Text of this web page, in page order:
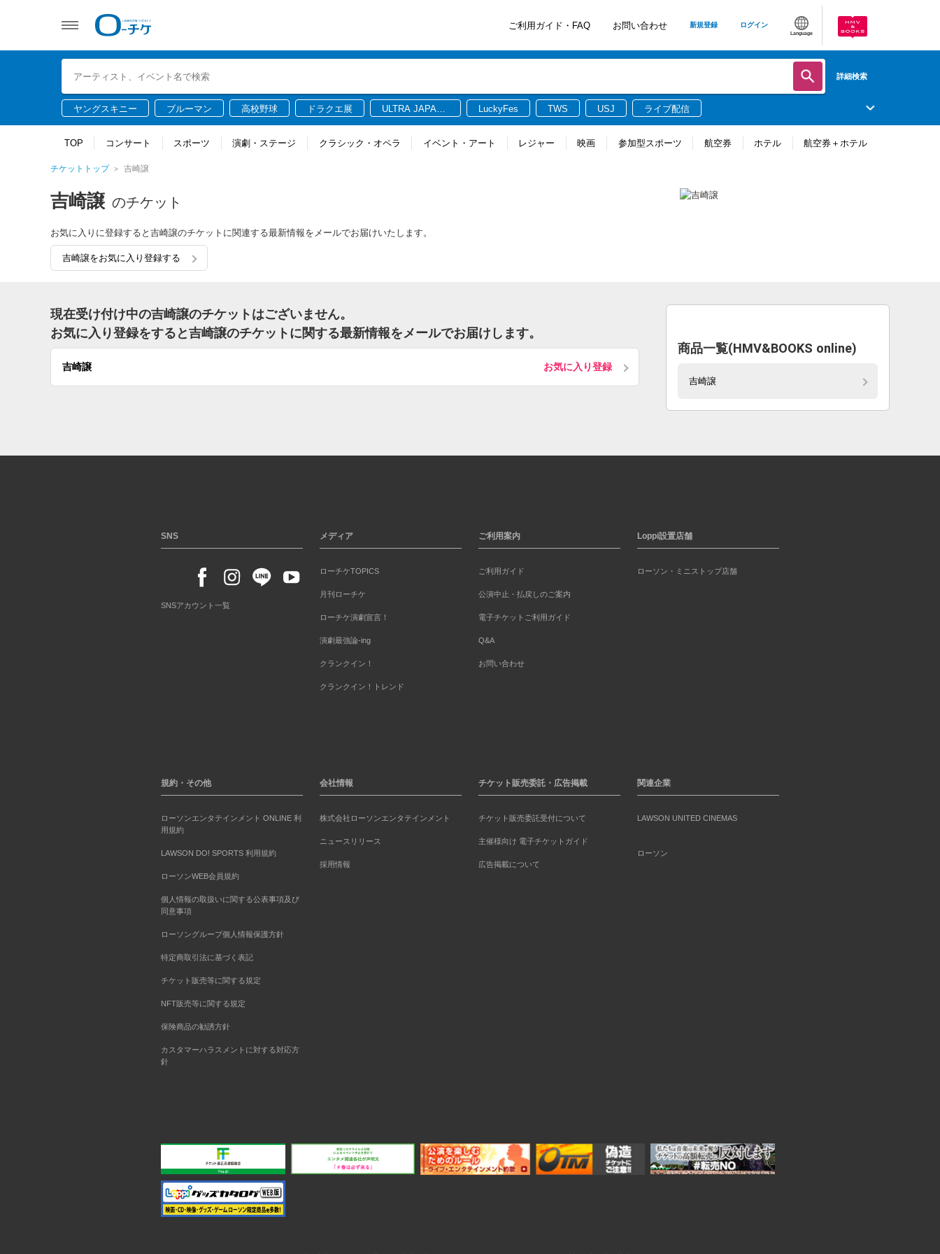
ご利用ガイド・FAQ お問い合わせ 新規登録 ログイン
Language
詳細検索
ヤングスキニー ブルーマン 高校野球 ドラクエ展
ULTRA JAPAN
LuckyFes TWS USJ ライブ配信
TOP コンサート スポーツ 演劇・ステージ クラシック・オペラ イベント・アート レジャー 映画 参加型スポーツ 航空券 ホテル 航空券＋ホテル
チケットトップ 吉崎譲
吉崎譲 のチケット
お気に入りに登録すると吉崎譲のチケットに関連する最新情報をメールでお届けいたします。
吉崎譲をお気に入り登録する
現在受け付け中の吉崎譲のチケットはございません。
お気に入り登録をすると吉崎譲のチケットに関する最新情報をメールでお届けします。
吉崎譲 お気に入り登録
商品一覧(HMV&BOOKS online)
吉崎譲
SNS
SNSアカウント一覧
メディア
ローチケTOPICS
月刊ローチケ
ローチケ演劇宣言！
演劇最強論-ing
クランクイン！
クランクイン！トレンド
ご利用案内
ご利用ガイド
公演中止・払戻しのご案内
電子チケットご利用ガイド
Q&A
お問い合わせ
Loppi設置店舗
ローソン・ミニストップ店舗
規約・その他
ローソンエンタテインメント ONLINE 利
用規約
LAWSON DO! SPORTS 利用規約
ローソンWEB会員規約
個人情報の取扱いに関する公表事項及び
同意事項
ローソングループ個人情報保護方針
特定商取引法に基づく表記
チケット販売等に関する規定
NFT販売等に関する規定
保険商品の勧誘方針
カスタマーハラスメントに対する対応方
針
会社情報
株式会社ローソンエンタテインメント
ニュースリリース
採用情報
チケット販売委託・広告掲載
チケット販売委託受付について
主催様向け 電子チケットガイド
広告掲載について
関連企業
LAWSON UNITED CINEMAS
ローソン